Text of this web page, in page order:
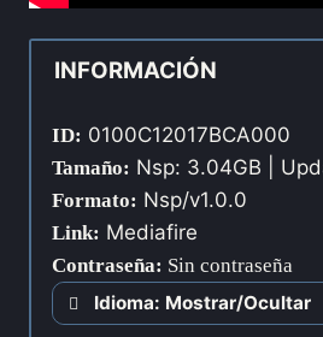
INFORMACIÓN
ID:
Tamaño: Nsp: 3.04GB |
Formato: Nsp/v1.0.0
Link: Mediafire
Contraseña: Sin contraseña
Idioma: Mostrar/Ocultar